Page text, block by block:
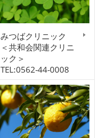
みつばクリニック
＜共和会関連クリニ
ック＞
TEL:0562-44-0008